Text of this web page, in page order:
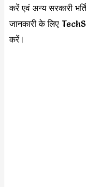
करें एवं अन्य सरकारी
जानकारी के लिए
करें।